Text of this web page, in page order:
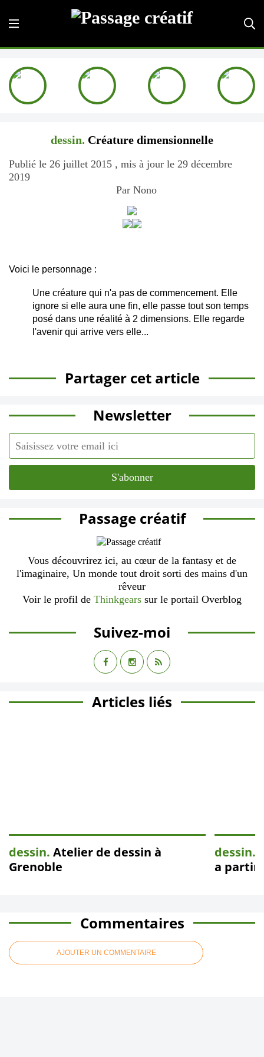
dessin. Créature dimensionnelle
Publié le 26 juillet 2015 , mis à jour le 29 décembre
2019
Par Nono
Voici le personnage :
Une créature qui n'a pas de commencement. Elle
ignore si elle aura une fin, elle passe tout son temps
posé dans une réalité à 2 dimensions. Elle regarde
l'avenir qui arrive vers elle...
Partager cet article
Newsletter
Passage créatif
Vous découvrirez ici, au cœur de la fantasy et de
l'imaginaire, Un monde tout droit sorti des mains d'un
rêveur
Voir le profil de Thinkgears sur le portail Overblog
Suivez-moi
Articles liés
dessin. Atelier de dessin à
Grenoble
dessin.
a partir
Commentaires
AJOUTER UN COMMENTAIRE